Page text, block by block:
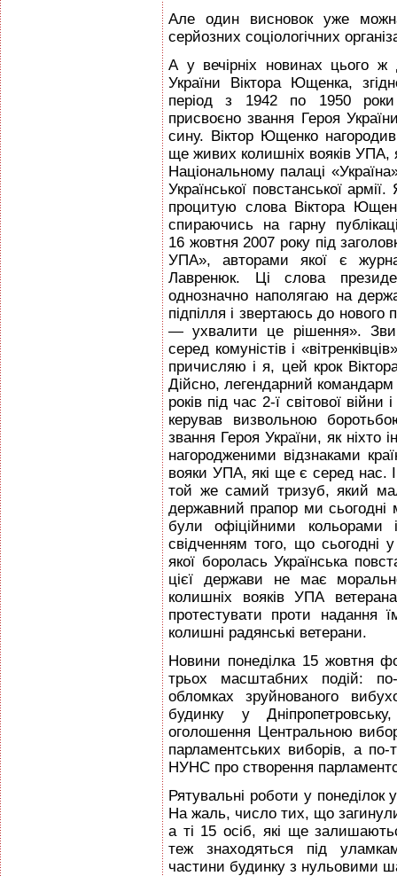
Але один висновок уже
серйозних соціологічних
А у вечірніх новинах цього
України Віктора Ющенка,
період з 1942 по 1950
присвоєно звання Героя
сину. Віктор Ющенко
ще живих колишніх вояків УПА,
Національному палаці
Української повстанської
процитую слова Віктора
спираючись на гарну
16 жовтня 2007 року під
УПА», авторами якої є
Лавренюк. Ці слова
однозначно наполягаю на
підпілля і звертаюсь до нового
— ухвалити це рішення».
серед комуністів і
причисляю і я, цей крок
Дійсно, легендарний
років під час 2-ї світової війни
керував визвольною
звання Героя України, як
нагородженими відзнаками
вояки УПА, які ще є серед нас.
той же самий тризуб, який
державний прапор ми сьогодні
були офіційними
свідченням того, що
якої боролась Українська
цієї держави не має
колишніх вояків УПА
протестувати проти надання
колишні радянські ветерани.
Новини понеділка 15 жовтня
трьох масштабних подій:
обломках зруйнованого
будинку у
оголошення Центральною
парламентських виборів, а
НУНС про створення
Рятувальні роботи у
На жаль, число тих, що
а ті 15 осіб, які ще
теж знаходяться під
частини будинку з нульовими